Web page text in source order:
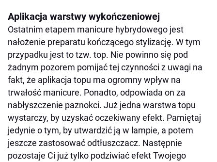
Aplikacja warstwy wykończeniowej
Ostatnim etapem manicure hybrydowego jest
nałożenie preparatu kończącego stylizację. W tym
przypadku jest to tzw. top. Nie powinno się pod
żadnym pozorem pomijać tej czynności z uwagi na
fakt, że aplikacja topu ma ogromny wpływ na
trwałość manicure. Ponadto, odpowiada on za
nabłyszczenie paznokci. Już jedna warstwa topu
wystarczy, by uzyskać oczekiwany efekt. Pamiętaj
jedynie o tym, by utwardzić ją w lampie, a potem
jeszcze zastosować odtłuszczacz. Następnie
pozostaje Ci już tylko podziwiać efekt Twojego